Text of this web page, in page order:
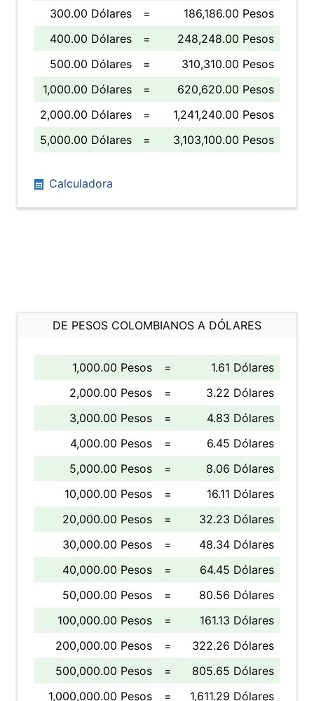
300.00 Dólares
=
186,186.00 Pesos
400.00 Dólares
=
248,248.00 Pesos
500.00 Dólares
=
310,310.00 Pesos
1,000.00 Dólares
=
620,620.00 Pesos
2,000.00 Dólares
=
1,241,240.00 Pesos
5,000.00 Dólares
= 3,103,100.00 Pesos
Calculadora
DE PESOS COLOMBIANOS A DÓLARES
1,000.00 Pesos =
1.61 Dólares
2,000.00 Pesos
=
3.22 Dólares
3,000.00 Pesos
=
4.83 Dólares
4,000.00 Pesos
=
6.45 Dólares
5,000.00 Pesos
=
8.06 Dólares
10,000.00 Pesos
=
16.11 Dólares
20,000.00 Pesos
=
32.23 Dólares
30,000.00 Pesos
=
48.34 Dólares
40,000.00 Pesos
=
64.45 Dólares
50,000.00 Pesos
=
80.56 Dólares
100,000.00 Pesos
=
161.13 Dólares
200,000.00 Pesos
=
322.26 Dólares
500,000.00 Pesos
=
805.65 Dólares
1,000,000.00 Pesos
= 1,611.29 Dólares